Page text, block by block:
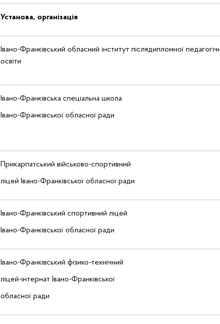
Установа, організація
Івано-Франківський обласний інститут післядипломної
освіти
Івано-Франківська спеціальна школа
Івано-Франківської обласної ради
Прикарпатський військово-спортивний
ліцей Івано-Франківської обласної ради
Івано-Франківський спортивний ліцей
Івано-Франківської обласної ради
Івано-Франківський фізико-технічний
ліцей-інтернат Івано-Франківської
обласної ради